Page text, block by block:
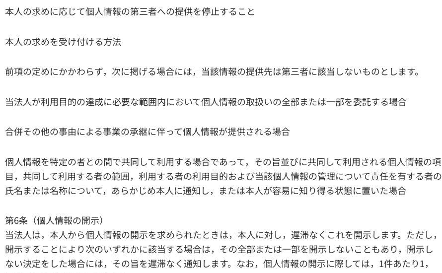
本人の求めに応じて個人情報の第三者への提供を停止すること
本人の求めを受け付ける方法
前項の定めにかかわらず，次に掲げる場合には，当該情報の提供先は第三者に該当しないものとします。
当法人が利用目的の達成に必要な範囲内において個人情報の取扱いの全部または一部を委託する場合
合併その他の事由による事業の承継に伴って個人情報が提供される場合
個人情報を特定の者との間で共同して利用する場合であって，その旨並びに共同して利用される個人情報の項
目，共同して利用する者の範囲，利用する者の利用目的および当該個人情報の管理について責任を有する者の
氏名または名称について，あらかじめ本人に通知し，または本人が容易に知り得る状態に置いた場合
第6条（個人情報の開示）
当法人は，本人から個人情報の開示を求められたときは，本人に対し，遅滞なくこれを開示します。ただし，
開示することにより次のいずれかに該当する場合は，その全部または一部を開示しないこともあり，開示し
ない決定をした場合には，その旨を遅滞なく通知します。なお，個人情報の開示に際しては，1件あたり1，